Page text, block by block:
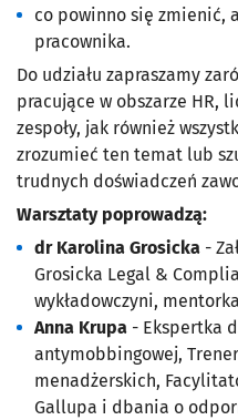
co powinno się zmienić,
pracownika.
Do udziału zapraszamy
pracujące w obszarze HR,
zespoły, jak również
zrozumieć ten temat lub
trudnych doświadczeń
Warsztaty poprowadzą:
dr Karolina Grosicka -
Grosicka Legal &
wykładowczyni, mentorka
Anna Krupa - Ekspertka
antymobbingowej,
menadżerskich,
Gallupa i dbania o